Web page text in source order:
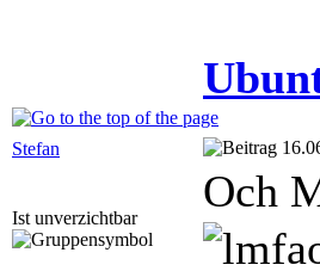
Stefan
Ist unverzichtbar
Och